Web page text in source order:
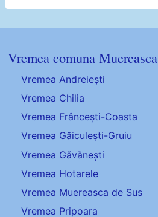
Vremea comuna Muereasca
Vremea Andreiești
Vremea Chilia
Vremea Frâncești-Coasta
Vremea Găiculești-Gruiu
Vremea Găvănești
Vremea Hotarele
Vremea Muereasca de Sus
Vremea Pripoara